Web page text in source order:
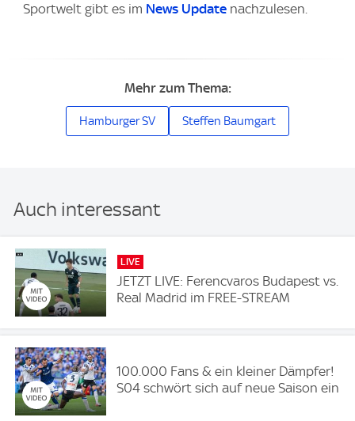
Sportwelt gibt es im News Update nachzulesen.
Mehr zum Thema:
Hamburger SV Steffen Baumgart
Auch interessant
LIVE
JETZT LIVE: Ferencvaros Budapest vs.
Real Madrid im FREE-STREAM
100.000 Fans & ein kleiner Dämpfer!
S04 schwört sich auf neue Saison ein